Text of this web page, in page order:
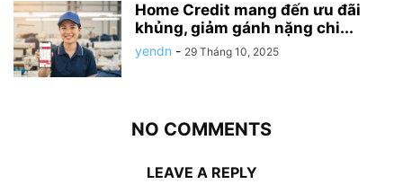
Home Credit mang đến ưu đãi
khủng, giảm gánh nặng chi...
yendn - 29 Tháng 10, 2025
NO COMMENTS
LEAVE A REPLY